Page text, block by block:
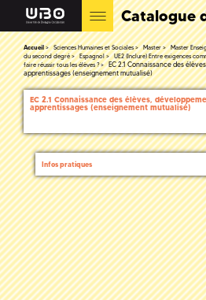
Catalogue
Accueil Sciences Humaines et Sociales Master
Master
du second degré
Espagnol
UE2 (Inclure) Entre exigences
faire réussir tous les élèves ?
EC 2.1 Connaissance des
apprentissages (enseignement mutualisé)
EC 2.1 Connaissance des élèves,
apprentissages (enseignement mutualisé)
Infos pratiques